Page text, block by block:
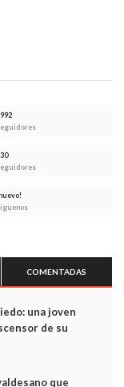
COMENTADAS
una joven
de su
últimos minutos
que